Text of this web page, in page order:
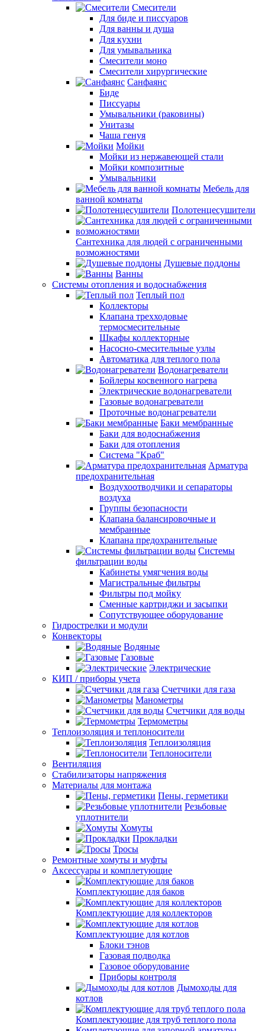
Смесители
Для биде и писсуаров
Для ванны и душа
Для кухни
Для умывальника
Смесители моно
Смесители хирургические
Санфаянс
Биде
Писсуары
Умывальники (раковины)
Унитазы
Чаша генуя
Мойки
Мойки из нержавеющей стали
Мойки композитные
Умывальники
Мебель для
ванной комнаты
Полотенцесушители
Сантехника для людей с ограниченными
возможностями
Душевые поддоны
Ванны
Системы отопления и водоснабжения
Теплый пол
Коллекторы
Клапана трехходовые
термосмесительные
Шкафы коллекторные
Насосно-смесительные узлы
Автоматика для теплого пола
Водонагреватели
Бойлеры косвенного нагрева
Электрические водонагреватели
Газовые водонагреватели
Проточные водонагреватели
Баки мембранные
Баки для водоснабжения
Баки для отопления
Система "Краб"
Арматура
предохранительная
Воздухоотводчики и сепараторы
воздуха
Группы безопасности
Клапана балансировочные и
мембранные
Клапана предохранительные
Системы
фильтрации воды
Кабинеты умягчения воды
Магистральные фильтры
Фильтры под мойку
Сменные картриджи и засыпки
Сопутствующее оборудование
Гидрострелки и модули
Конвекторы
Водяные
Газовые
Электрические
КИП / приборы учета
Счетчики для газа
Манометры
Счетчики для воды
Термометры
Теплоизоляция и теплоносители
Теплоизоляция
Теплоносители
Вентиляция
Стабилизаторы напряжения
Материалы для монтажа
Пены, герметики
Резьбовые
уплотнители
Хомуты
Прокладки
Тросы
Ремонтные хомуты и муфты
Аксессуары и комплетующие
Комплектующие для баков
Комплектующие для коллекторов
Комплектующие для котлов
Блоки тэнов
Газовая подводка
Газовое оборудование
Приборы контроля
Дымоходы для
котлов
Комплектующие для труб теплого пола